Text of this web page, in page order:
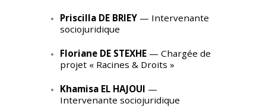
Priscilla DE BRIEY— Intervenante
sociojuridique
Floriane DE STEXHE— Chargée de
projet « Racines & Droits »
Khamisa EL HAJOUI —
Intervenante sociojuridique